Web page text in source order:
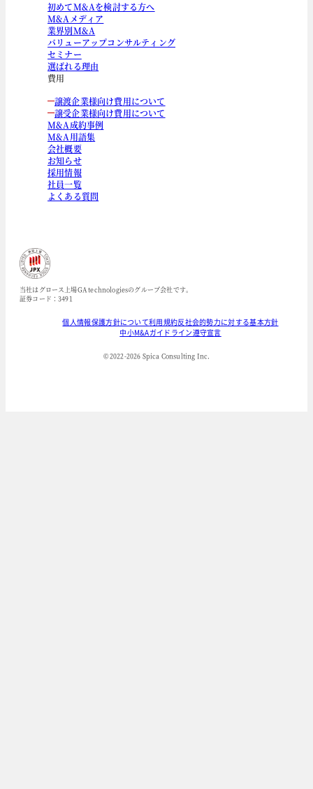
初めてM&Aを検討する方へ
M&Aメディア
業界別M&A
バリューアップコンサルティング
セミナー
選ばれる理由
費用
譲渡企業様向け費用について
譲受企業様向け費用について
M&A成約事例
M&A用語集
会社概要
お知らせ
採用情報
社員一覧
よくある質問
当社はグロース上場GA technologiesのグループ会社です。
証券コード：3491
個人情報保護方針について利用規約反社会的勢力に対する基本方針
中小M&Aガイドライン遵守宣言
© 2022-2026 Spica Consulting Inc.